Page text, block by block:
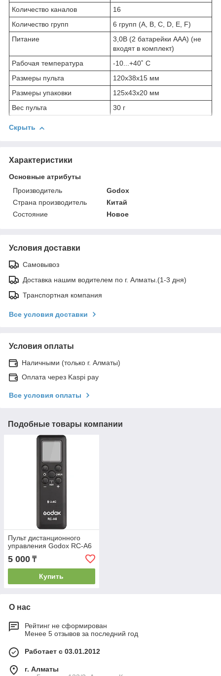
Количество каналов
16
Количество групп
6 групп (A, B, C, D, E, F)
Питание
3,0В (2 батарейки ААА) (не
входят в комплект)
Рабочая температура
-10...+40˚ C
Размеры пульта
120x38x15 мм
Размеры упаковки
125x43x20 мм
Вес пульта
30 г
Скрыть
Характеристики
Основные атрибуты
Производитель
Godox
Страна производитель
Китай
Состояние
Новое
Условия доставки
Самовывоз
Доставка нашим водителем по г. Алматы.(1-3 дня)
Транспортная компания
Все условия доставки
Условия оплаты
Наличными (только г. Алматы)
Оплата через Kaspi pay
Все условия оплаты
Подобные товары компании
Пульт дистанционного
управления Godox RC-A6
5 000 ₸
Купить
О нас
Рейтинг не сформирован
Менее 5 отзывов за последний год
Работает с 03.01.2012
г. Алматы